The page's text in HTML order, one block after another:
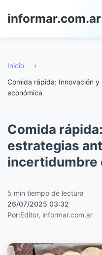
informar.com.ar
Inicio
›
Comida rápida: Innovación
económica
Comida
estrategias
incertidumbre
5 min tiempo de lectura
26/07/2025 03:32
Por:Editor, informar.com.ar